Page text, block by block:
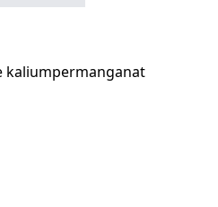
kaliumpermanganat